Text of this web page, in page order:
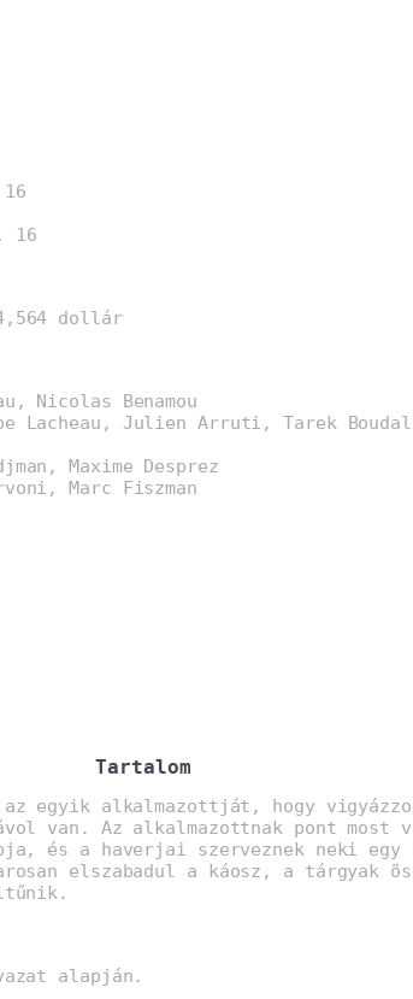
16
dollár
Nicolas Benamou
Lacheau, Julien Arruti, Tarek
Maxime Desprez
Marc Fiszman
Tartalom
az egyik alkalmazottját, hogy
van. Az alkalmazottnak pont most
és a haverjai szerveznek neki
elszabadul a káosz, a tárgyak
alapján.